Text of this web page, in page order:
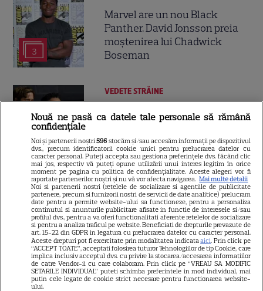
3
Marvel are un nou Black
Panther. David Jonsson preia
moștenirea lui Chadwick
Boseman
7
VEDETE STRĂINE
Ryan Gosling este noul Ghost
Rider din Universul Marvel.
Anunțul făcut la Comic-Con i-
a entuziasmat pe fani
DISNEY PLUS
„Diavolul se îmbracă de la
Prada 2” s-a lansat pe Disney+.
Meryl Streep și Anne
Hathaway revin la revista
Runway
Nouă ne pasă ca datele tale personale să rămână
confidențiale
Noi și partenerii noștri596 stocăm și/sau accesăm informații pe dispozitivul
dvs., precum identificatorii cookie unici pentru prelucrarea datelor cu
caracter personal. Puteți accepta sau gestiona preferințele dvs. făcând clic
mai jos, respectiv vă puteți opune utilizării unui interes legitim în orice
moment pe pagina cu politica de confidențialitate. Aceste alegeri vor fi
raportate partenerilor noștri și nu vă vor afecta navigarea. Mai multe detalii
Noi si partenerii nostri (retelele de socializare si agentiile de publicitate
partenere, precum si furnizorii nostri de servicii de date analitice) prelucram
date pentru a permite website-ului sa functioneze, pentru a personaliza
continutul si anunturile publicitare afisate in functie de interesele si/sau
profilul dvs., pentru a va oferi functionalitati aferente retelelor de socializare
si pentru a analiza traficul pe website. Beneficiati de drepturile prevazute de
art. 15-22 din GDPR in legatura cu prelucrarea datelor cu caracter personal.
Aceste drepturi pot fi exercitate prin modalitatea indicataaici. Prin click pe
“ACCEPT TOATE”, acceptati folosirea tuturor Tehnologiilor de tip Cookie, care
implica inclusiv acceptul dvs. cu privire la stocarea/accesarea informatiilor
de catre Vendor-ii cu care colaboram. Prin click pe “VREAU SA MODIFIC
SETARILE INDIVIDUAL” puteti schimba preferintele in mod individual, mai
putin cele legate de cookie strict necesare pentru functionarea website-
ului.